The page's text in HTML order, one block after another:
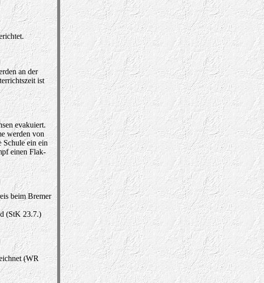
an der
ist
evakuiert.
werden von
Schule ein ein
einen Flak-
beim Bremer
(StK 23.7.)
(WR